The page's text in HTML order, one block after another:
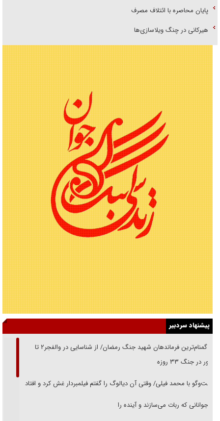
پایان محاصره با ائتلاف مصرف
هیرکانی در چنگ ویلاسازی‌ها
پیشنهاد سردبیر
از گمنام‌ترین فرماندهان شهید جنگ رمضان/ از شناسایی در والفجر۲ تا
حضور در جنگ ۳۳ روزه
گفت‌وگو با محمد فیلی/ وقتی آن دیالوگ را گفتم فیلمبردار غش کرد و افتاد
نوجوانانی که ربات می‌سازند و آینده را